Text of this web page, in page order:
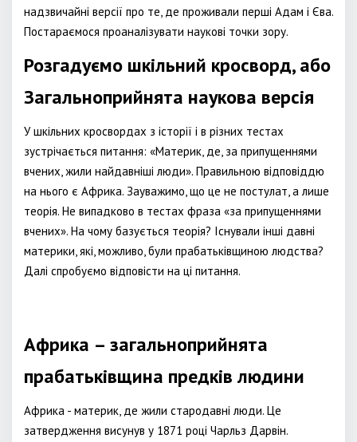
надзвичайні версії про те, де проживали перші Адам і Єва.
Постараємося проаналізувати наукові точки зору.
Розгадуємо шкільний кросворд, або
Загальноприйнята наукова версія
У шкільних кросвордах з історії і в різних тестах
зустрічається питання: «Материк, де, за припущеннями
вчених, жили найдавніші люди». Правильною відповіддю
на нього є Африка. Зауважимо, що це не постулат, а лише
теорія. Не випадково в тестах фраза «за припущеннями
вчених». На чому базується теорія? Існували інші давні
материки, які, можливо, були прабатьківщиною людства?
Далі спробуємо відповісти на ці питання.
Африка – загальноприйнята
прабатьківщина предків людини
Африка - материк, де жили стародавні люди. Це
затвердження висунув у 1871 році Чарльз Дарвін.